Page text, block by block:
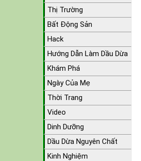
Thị Trường
Bất Động Sản
Hack
Hướng Dẫn Làm Dầu Dừa
Khám Phá
Ngày Của Mẹ
Thời Trang
Video
Dinh Dưỡng
Dầu Dừa Nguyên Chất
Kinh Nghiệm